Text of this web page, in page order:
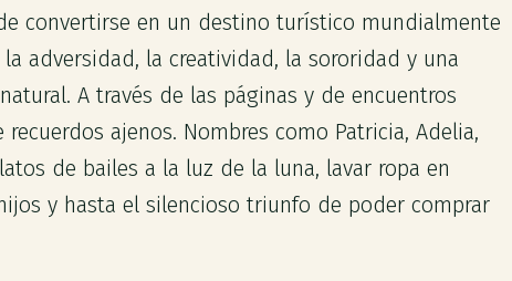
convertirse en un destino turístico mundialmente
adversidad, la creatividad, la sororidad y una
A través de las páginas y de encuentros
ajenos. Nombres como Patricia, Adelia,
de bailes a la luz de la luna, lavar ropa en
y hasta el silencioso triunfo de poder comprar